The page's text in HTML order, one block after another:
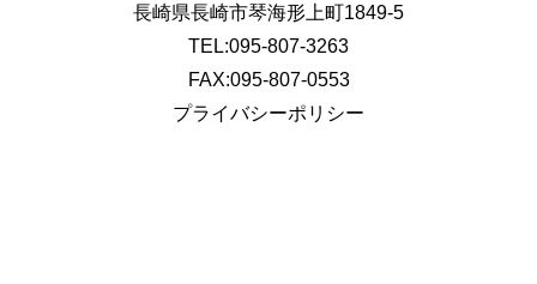
長崎県長崎市琴海形上町1849-5
TEL:095-807-3263
FAX:095-807-0553
プライバシーポリシー